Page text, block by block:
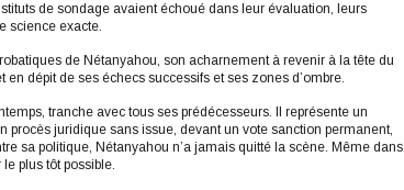
de sondage avaient échoué dans leur évaluation, leurs
science exacte.
de Nétanyahou, son acharnement à revenir à la tête du
dépit de ses échecs successifs et ses zones d’ombre.
tranche avec tous ses prédécesseurs. Il représente un
juridique sans issue, devant un vote sanction permanent,
sa politique, Nétanyahou n’a jamais quitté la scène. Même dans
plus tôt possible.